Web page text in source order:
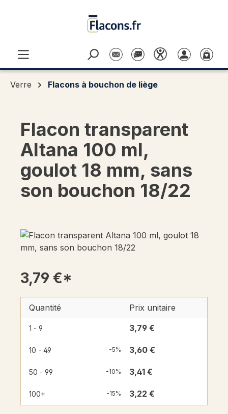
Verre Flacons à bouchon de liège
Flacon transparent
Altana 100 ml,
goulot 18 mm, sans
son bouchon 18/22
3,79 €*
Quantité Prix unitaire
1 - 9 3,79 €
10 - 49 -5% 3,60 €
50 - 99 -10% 3,41 €
100+ -15% 3,22 €